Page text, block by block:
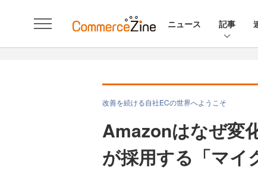
ニュース 記事
改善を続ける自社ECの世界へようこそ
Amazonはなぜ変
が採用する「マイ